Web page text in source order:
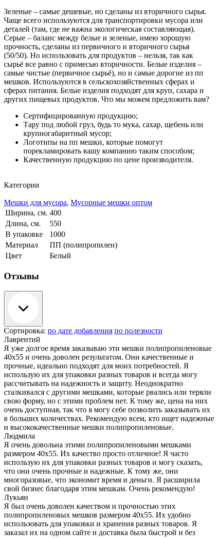
Зеленые – самые дешевые, но сделаны из вторичного сырья.
Чаще всего используются для транспортировки мусора или
деталей (там, где не важна экологическая составляющая).
Серые – баланс между белые и зеленые, имею хорошую
прочность, сделаны из первичного и вторичного сырья
(50/50). Но использовать для продуктов – нельзя, так как
сырьё все равно с примесью вторичности. Белые изделия –
самые чистые (первичное сырьё), но и самые дорогие из пп
мешков. Используются в сельскохозяйственных сферах и
сферах питания. Белые изделия подходят для круп, сахара и
других пищевых продуктов. Что мы можем предложить вам?
Сертифицированную продукцию;
Тару под любой груз, будь то мука, сахар, щебень или
крупногабаритный мусор;
Логотипы на пп мешки, которые помогут
порекламировать вашу компанию таким способом;
Качественную продукцию по цене производителя.
Категории
Мешки для мусора, Мусорные мешки оптом
Ширина, см. 400
Длина, см.
550
В упаковке
1000
Материал
ПП (полипропилен)
Цвет
Белый
Отзывы
Сортировка: по дате добавления по полезности
Лаврентий
Я уже долгое время заказываю эти мешки полипропиленовые
40x55 и очень доволен результатом. Они качественные и
прочные, идеально подходят для моих потребностей. Я
использую их для упаковки разных товаров и всегда могу
рассчитывать на надежность и защиту. Неоднократно
сталкивался с другими мешками, которые рвались или теряли
свою форму, но с этими проблем нет. К тому же, цена на них
очень доступная, так что я могу себе позволить заказывать их
в больших количествах. Рекомендую всем, кто ищет надежные
и высококачественные мешки полипропиленовые.
Людмила
Я очень довольна этими полипропиленовыми мешками
размером 40х55. Их качество просто отличное! Я часто
использую их для упаковки разных товаров и могу сказать,
что они очень прочные и надежные. К тому же, они
многоразовые, что экономит время и деньги. Я расширила
свой бизнес благодаря этим мешкам. Очень рекомендую!
Лукьян
Я был очень доволен качеством и прочностью этих
полипропиленовых мешков размером 40x55. Их удобно
использовать для упаковки и хранения разных товаров. Я
заказал их на одном сайте и доставка была быстрой и без